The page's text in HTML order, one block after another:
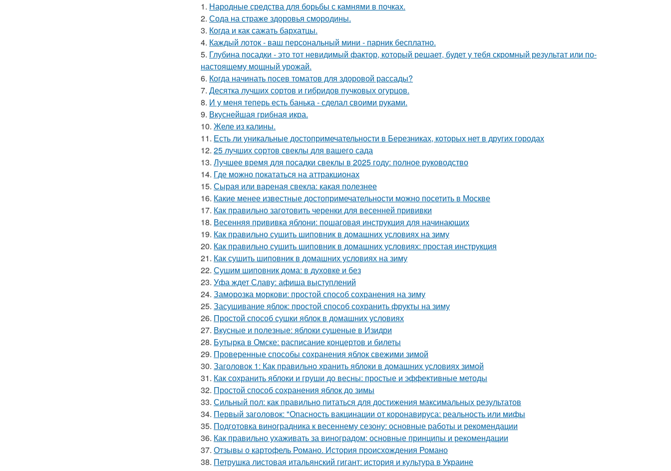
1. Народные средства для борьбы с камнями в почках.
2. Сода на страже здоровья смородины.
3. Когда и как сажать бархатцы.
4. Каждый лоток - ваш персональный мини - парник бесплатно.
5. Глубина посадки - это тот невидимый фактор, который решает, будет у тебя скромный результат или по-
настоящему мощный урожай.
6. Когда начинать посев томатов для здоровой рассады?
7. Десятка лучших сортов и гибридов пучковых огурцов.
8. И у меня теперь есть банька - сделал своими руками.
9. Вкуснейшая грибная икра.
10. Желе из калины.
11. Есть ли уникальные достопримечательности в Березниках, которых нет в других городах
12. 25 лучших сортов свеклы для вашего сада
13. Лучшее время для посадки свеклы в 2025 году: полное руководство
14. Где можно покататься на аттракционах
15. Сырая или вареная свекла: какая полезнее
16. Какие менее известные достопримечательности можно посетить в Москве
17. Как правильно заготовить черенки для весенней прививки
18. Весенняя прививка яблони: пошаговая инструкция для начинающих
19. Как правильно сушить шиповник в домашних условиях на зиму
20. Как правильно сушить шиповник в домашних условиях: простая инструкция
21. Как сушить шиповник в домашних условиях на зиму
22. Сушим шиповник дома: в духовке и без
23. Уфа ждет Славу: афиша выступлений
24. Заморозка моркови: простой способ сохранения на зиму
25. Засушивание яблок: простой способ сохранить фрукты на зиму
26. Простой способ сушки яблок в домашних условиях
27. Вкусные и полезные: яблоки сушеные в Изидри
28. Бутырка в Омске: расписание концертов и билеты
29. Проверенные способы сохранения яблок свежими зимой
30. Заголовок 1: Как правильно хранить яблоки в домашних условиях зимой
31. Как сохранить яблоки и груши до весны: простые и эффективные методы
32. Простой способ сохранения яблок до зимы
33. Сильный пол: как правильно питаться для достижения максимальных результатов
34. Первый заголовок: "Опасность вакцинации от коронавируса: реальность или мифы
35. Подготовка виноградника к весеннему сезону: основные работы и рекомендации
36. Как правильно ухаживать за виноградом: основные принципы и рекомендации
37. Отзывы о картофель Романо. История происхождения Романо
38. Петрушка листовая итальянский гигант: история и культура в Украине